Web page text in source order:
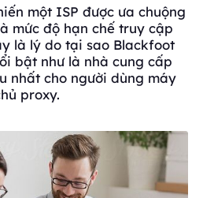
một ISP được ưa chuộng
mức độ hạn chế truy cập
là lý do tại sao Blackfoot
bật như là nhà cung cấp
nhất cho người dùng máy
proxy.